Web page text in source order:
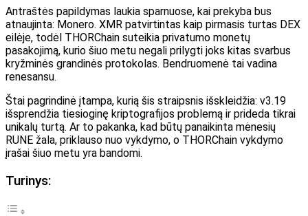
Antraštės papildymas laukia sparnuose, kai prekyba bus
atnaujinta: Monero. XMR patvirtintas kaip pirmasis turtas DEX
eilėje, todėl THORChain suteikia privatumo monetų
pasakojimą, kurio šiuo metu negali prilygti joks kitas svarbus
kryžminės grandinės protokolas. Bendruomenė tai vadina
renesansu.
Štai pagrindinė įtampa, kurią šis straipsnis išskleidžia: v3.19
išsprendžia tiesioginę kriptografijos problemą ir prideda tikrai
unikalų turtą. Ar to pakanka, kad būtų panaikinta mėnesių
RUNE žala, priklauso nuo vykdymo, o THORChain vykdymo
įrašai šiuo metu yra bandomi.
Turinys: